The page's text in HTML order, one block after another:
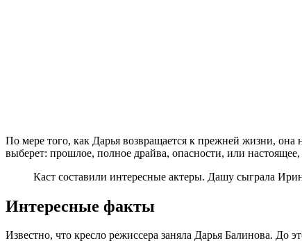
По мере того, как Дарья возвращается к прежней жизни, она
выберет: прошлое, полное драйва, опасности, или
Каст составили интересные актеры. Дашу сыграла
Интересные факты
Известно, что кресло режиссера заняла Дарья Балинова. До